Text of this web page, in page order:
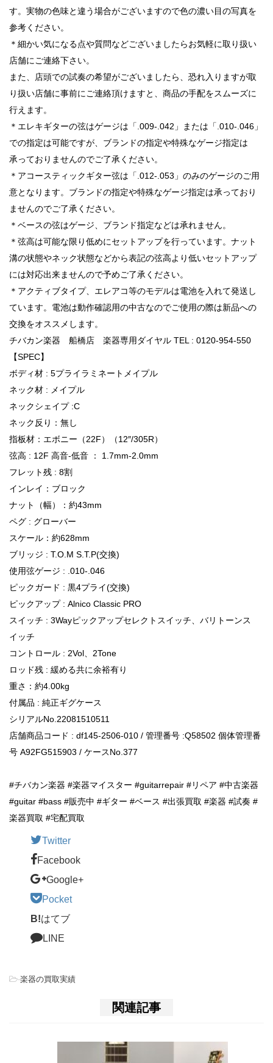
す。実物の色味と違う場合がございますので色の濃い目の写真を
参考ください。
＊細かい気になる点や質問などございましたらお気軽に取り扱い
店舗にご連絡下さい。
また、店頭での試奏の希望がございましたら、恐れ入りますが取
り扱い店舗に事前にご連絡頂けますと、商品の手配をスムーズに
行えます。
＊エレキギターの弦はゲージは「.009-.042」または「.010-.046」
での指定は可能ですが、ブランドの指定や特殊なゲージ指定は
承っておりませんのでご了承ください。
＊アコースティックギター弦は「.012-.053」のみのゲージのご用
意となります。ブランドの指定や特殊なゲージ指定は承っており
ませんのでご了承ください。
＊ベースの弦はゲージ、ブランド指定などは承れません。
＊弦高は可能な限り低めにセットアップを行っています。ナット
溝の状態やネック状態などから表記の弦高より低いセットアップ
には対応出来ませんので予めご了承ください。
＊アクティブタイプ、エレアコ等のモデルは電池を入れて発送し
ています。電池は動作確認用の中古なのでご使用の際は新品への
交換をオススメします。
チバカン楽器 船橋店 楽器専用ダイヤル TEL : 0120-954-550
【SPEC】
ボディ材 : 5プライラミネートメイプル
ネック材 : メイプル
ネックシェイプ :C
ネック反り：無し
指板材：エボニー（22F）（12″/305R）
弦高 : 12F 高音-低音 ： 1.7mm-2.0mm
フレット残 : 8割
インレイ：ブロック
ナット（幅）：約43mm
ペグ : グローバー
スケール：約628mm
ブリッジ : T.O.M S.T.P(交換)
使用弦ゲージ : .010-.046
ピックガード : 黒4プライ(交換)
ピックアップ : Alnico Classic PRO
スイッチ : 3Wayピックアップセレクトスイッチ、バリトーンス
イッチ
コントロール : 2Vol、2Tone
ロッド残 : 緩める共に余裕有り
重さ：約4.00kg
付属品 : 純正ギグケース
シリアルNo.22081510511
店舗商品コード : df145-2506-010 / 管理番号 :Q58502 個体管理番
号 A92FG515903 / ケースNo.377
#チバカン楽器 #楽器マイスター #guitarrepair #リペア #中古楽器
#guitar #bass #販売中 #ギター #ベース #出張買取 #楽器 #試奏 #
楽器買取 #宅配買取
Twitter
Facebook
Google+
Pocket
B!はてブ
LINE
-楽器の買取実績
関連記事